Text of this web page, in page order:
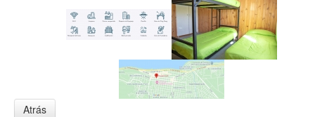
Atrás